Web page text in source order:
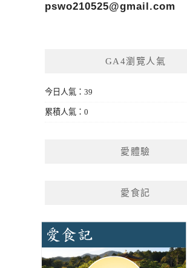
pswo210525@gmail.com
GA4瀏覽人氣
今日人氣：39
累積人氣：0
愛體驗
愛食記